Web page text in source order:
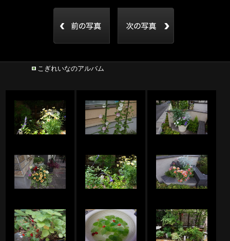
こぎれいなのアルバム